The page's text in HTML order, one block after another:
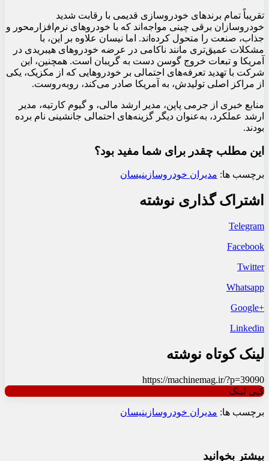
تقریباً تمام برندهای خودروسازی قدیمی با رقابت شدید
خودروسازان برقی چینی مواجه‌اند که با خودروهای نرم‌افزارمحور و
جذاب، صنعت را متحول کرده‌اند. اما نیسان علاوه بر این، با
مشکلات عمیق‌تری مانند ناکامی در عرضه خودروهای هیبریدی در
آمریکا و تبعات خروج گوسن دست به گریبان است. همچنین، این
شرکت با تهدید تعرفه‌های احتمالی بر خودروهایی که از مکزیک، یکی
از مراکز اصلی تولیدش، به آمریکا صادر می‌کند، روبه‌روست.
منابع خبری از جرمی پاپن، مدیر ارشد مالی، و گیوم کارتیه، مدیر
ارشد عملکرد، به‌عنوان دیگر گزینه‌های احتمالی جانشینی نام برده
بودند.
این مطلب چقدر برای شما مفید بود؟
برچسب ها: مدیران خودروسازینیسان
اشتراک گذاری نوشته
Telegram
Facebook
Twitter
Whatsapp
+Google
Linkedin
لینک کوتاه نوشته
https://machinemag.ir/?p=39090
کپی لینک
برچسب ها: مدیران خودروسازینیسان
بیشتر بخوانید